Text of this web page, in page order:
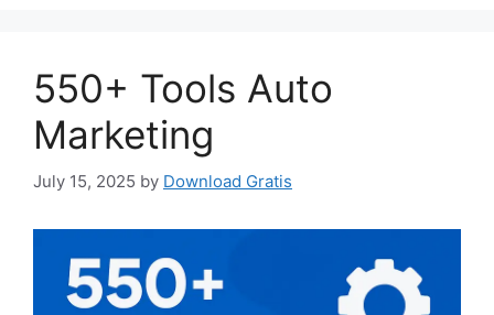
550+ Tools Auto
Marketing
July 15, 2025 by Download Gratis